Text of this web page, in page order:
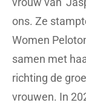
ons. Ze
Women
samen met
richting de
vrouwen. In